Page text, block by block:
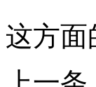
这方面